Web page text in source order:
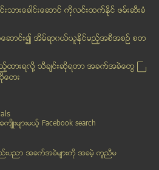
တ္ေသာ အဖြဲ႕မ်ားကို ျပန္...
ႏွံပါက မီနီဘတ္စ္ႏွင့္ စီး...
ည့္ ဓာတ္ပံုေၾကာင့္ အခြန္ေ...
လား၊ မိုးစက္ဝိုင္အတြက္ ေမးခြ...
န္ႏုိင္ငံသားကုိ ႏုိင္ငံ့စ...
၀င္ထြက္ၾကမယ္
င္းသားေခါင္းေဆာင္ ကိုလင္းထက္ႏိုင္ ဖမ္းဆီးခံ
ေဆာင္း၍ အိမ္ရာ၀ယ္ယူႏုိင္မည့္အစီအစဥ္ စတ
ားရလုိ႔ သီခ်င္းဆုိရတာ အခက္အခဲေတြ ႀ
တး
က်ိဳးမ်ားမယ့္ Facebook search
နည္းပညာ အခက္အခဲမ်ားကုိ အခမဲ့ ကူညီမ